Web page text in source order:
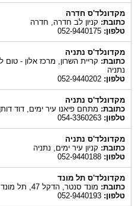
מקדונלד'ס חדרה
כתובת:קניון לב חדרה, חדרה
טלפון:052-9440175
מקדונלד'ס נתניה
כתובת:
נתניה
טלפון:052-9440202
מקדונלד'ס נתניה
כתובת:מתחם פיאנו עיר ימים, דוד דותן 10, נתניה
טלפון:054-3360263
מקדונלד'ס נתניה
כתובת:קניון עיר ימים, נתניה
טלפון:052-9440188
מקדונלד'ס תל מונד
כתובת:מונד סנטר, הדקל 47, תל מונד
טלפון:052-9440193